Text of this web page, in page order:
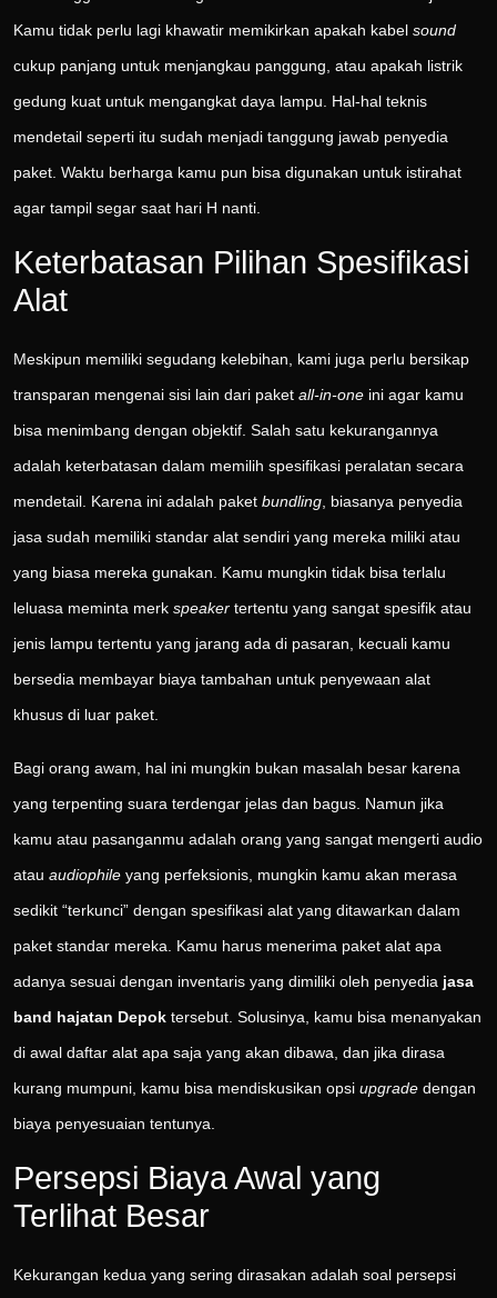
Kamu tidak perlu lagi khawatir memikirkan apakah kabel sound
cukup panjang untuk menjangkau panggung, atau apakah listrik
gedung kuat untuk mengangkat daya lampu. Hal-hal teknis
mendetail seperti itu sudah menjadi tanggung jawab penyedia
paket. Waktu berharga kamu pun bisa digunakan untuk istirahat
agar tampil segar saat hari H nanti.
Keterbatasan Pilihan Spesifikasi
Alat
Meskipun memiliki segudang kelebihan, kami juga perlu bersikap
transparan mengenai sisi lain dari paket all-in-one ini agar kamu
bisa menimbang dengan objektif. Salah satu kekurangannya
adalah keterbatasan dalam memilih spesifikasi peralatan secara
mendetail. Karena ini adalah paket bundling , biasanya penyedia
jasa sudah memiliki standar alat sendiri yang mereka miliki atau
yang biasa mereka gunakan. Kamu mungkin tidak bisa terlalu
leluasa meminta merk speaker tertentu yang sangat spesifik atau
jenis lampu tertentu yang jarang ada di pasaran, kecuali kamu
bersedia membayar biaya tambahan untuk penyewaan alat
khusus di luar paket.
Bagi orang awam, hal ini mungkin bukan masalah besar karena
yang terpenting suara terdengar jelas dan bagus. Namun jika
kamu atau pasanganmu adalah orang yang sangat mengerti audio
atau audiophile yang perfeksionis, mungkin kamu akan merasa
sedikit “terkunci” dengan spesifikasi alat yang ditawarkan dalam
paket standar mereka. Kamu harus menerima paket alat apa
adanya sesuai dengan inventaris yang dimiliki oleh penyedia jasa
band hajatan Depok tersebut. Solusinya, kamu bisa menanyakan
di awal daftar alat apa saja yang akan dibawa, dan jika dirasa
kurang mumpuni, kamu bisa mendiskusikan opsi upgrade dengan
biaya penyesuaian tentunya.
Persepsi Biaya Awal yang
Terlihat Besar
Kekurangan kedua yang sering dirasakan adalah soal persepsi